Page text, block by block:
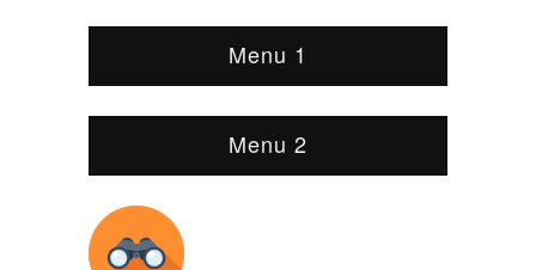
Menu 1
Menu 2